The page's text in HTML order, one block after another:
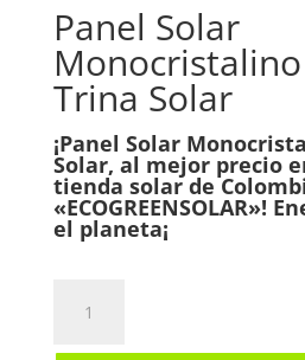
Panel Solar
Trina Solar
¡Panel Solar
Solar, al mejor precio
tienda solar de
«ECOGREENSOLAR»!
el planeta¡
Solar